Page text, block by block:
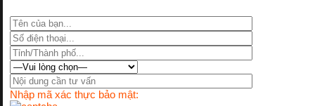
Nhập mã xác thực bảo mật: